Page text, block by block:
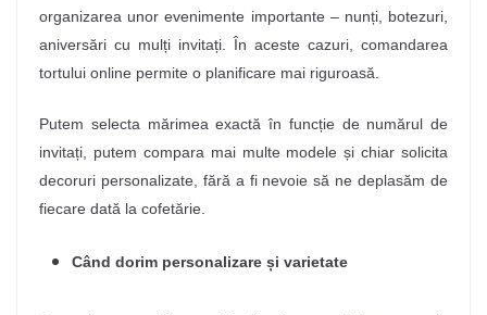
organizarea unor evenimente importante – nunți, botezuri,
aniversări cu mulți invitați. În aceste cazuri, comandarea
tortului online permite o planificare mai riguroasă.
Putem selecta mărimea exactă în funcție de numărul de
invitați, putem compara mai multe modele și chiar solicita
decoruri personalizate, fără a fi nevoie să ne deplasăm de
fiecare dată la cofetărie.
Când dorim personalizare și varietate